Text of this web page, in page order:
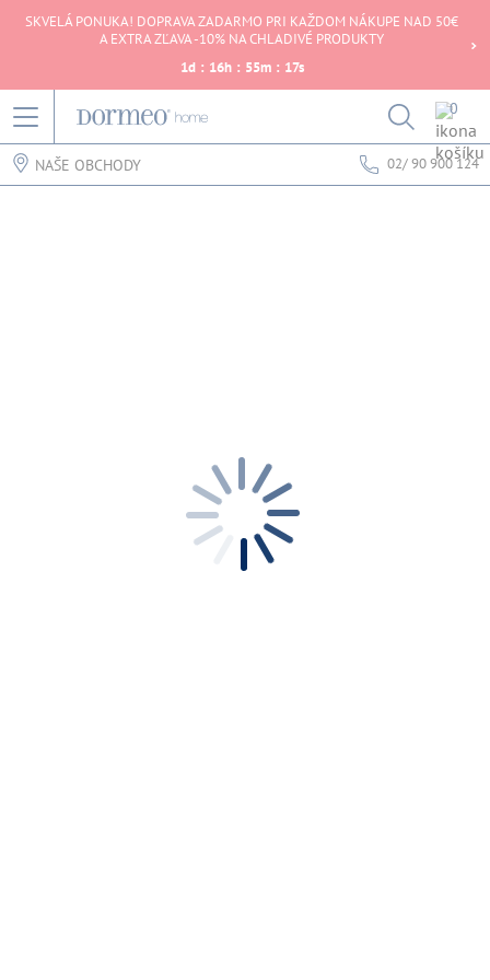
SKVELÁ PONUKA! DOPRAVA ZADARMO PRI KAŽDOM NÁKUPE NAD 50€
A EXTRA ZĽAVA -10% NA CHLADIVÉ PRODUKTY
1d : 16h : 55m : 17s
0
NAŠE OBCHODY 02/ 90 900 124